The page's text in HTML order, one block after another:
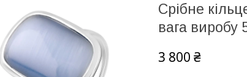
Срібне
вага виробу
3 800 ₴